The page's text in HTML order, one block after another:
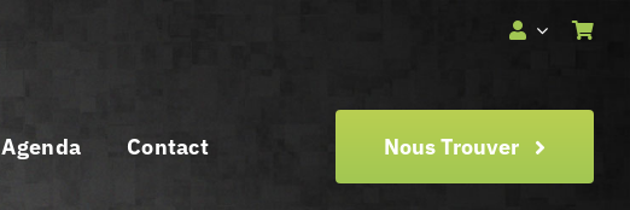
Agenda Contact Nous Trouver